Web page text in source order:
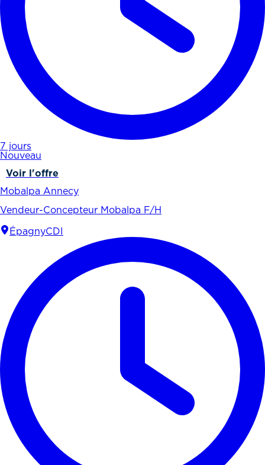
7 jours
Nouveau
Voir l'offre
Mobalpa Annecy
Vendeur-Concepteur Mobalpa F/H
ÉpagnyCDI